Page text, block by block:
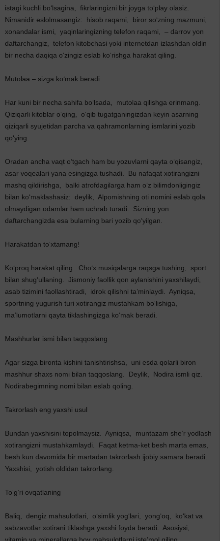
istagi kuchli bo‘lsagina, fikrlaringizni bir joyga to‘play olasiz.
Nimanidir eslolmasangiz: hisob raqami, biror so‘zning mazmuni,
xonandalar ismi, yaqinlaringizning telefon raqami, – darrov yon
daftarchangiz, telefon kitobchasi yoki internetdan izlashdan oldin
bir necha daqiqa o‘zingiz eslab ko‘rishga harakat qiling.
Mutolaa – sizga ko‘mak beradi
Har kuni bir necha sahifa bo‘lsada, mutolaa qilishga erinmang.
Qiziqarli kitoblar o‘qing, o‘qib tugatganingizdan keyin asarning
qiziqarli syujetidan parcha va qahramonlarning ismlarini yozib
qo‘ying.
Oradan ancha vaqt o‘tgach ham bu yozuvlarni qayta o‘qisangiz,
asar voqealari yana esingizga tushadi. Bu nafaqat xotirangizni
mashq qildirishga, balki atrofdagilarga ham o‘z bilimdonligingiz
bilan ko‘maklashasiz: deylik, Alpomishning oti nomini eslab qola
olmaydigan odamlar ham uchrab turadi. Sizning yon
daftarchangizda esa bularning bari yozib qo‘yilgan.
Harakatdan to‘xtamang!
Ko‘proq harakat qiling. Cho‘x musiqalarga raqsga tushing, sport
bilan shug‘ullaning. Jismoniy faollik qon aylanishini yaxshilaydi,
asab tizimini faollashtiradi, idrok qilishni ta’minlaydi. Ayniqsa,
sportning yugurish turi xotirangiz mustahkam bo‘lishiga,
ma’lumotlarni qayta tiklashingizga ko‘mak beradi.
Mashhurlar ismi bilan taqqoslang
Agar sizga bironta kishini tanishtirishsa, uni esda qolarli biron
mashhur shaxs nomi bilan taqqoslang. Deylik, Nodira ismli qiz.
Nodirabegimning nomi bilan eslab qoling.
Takrorlash eng yaxshi usul
Bundan yaxshisini topolmaysiz. Ayniqsa, muntazam she’r yodlash
xotirangizni mustahkamlaydi. Faqat ketma-ket besh marta emas,
besh kun davomida bir martadan takrorlash ijobiy samara beradi.
Yaxshisi, yotish oldidan takrorlang.
To‘g‘ri ovqatlaning
Baliq, dengiz mahsulotlari, o‘simlik yog‘lari, yong‘oq, ko‘kat va
sabzavotlar xotirani tiklashga yaxshi foyda beradi. Asosiysi,